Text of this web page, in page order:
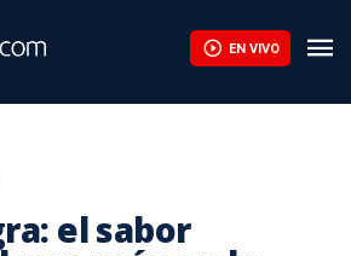
EN VIVO
el sabor